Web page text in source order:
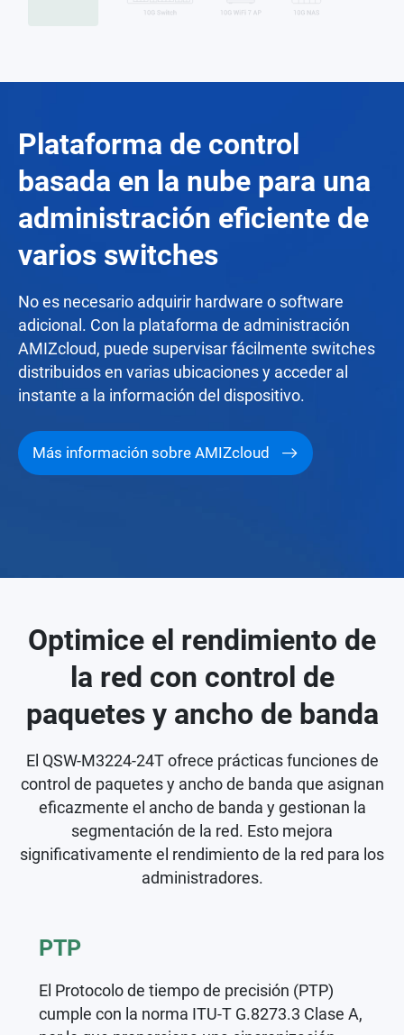
Plataforma de control
basada en la nube para una
administración eficiente de
varios switches
No es necesario adquirir hardware o software
adicional. Con la plataforma de administración
AMIZcloud, puede supervisar fácilmente switches
distribuidos en varias ubicaciones y acceder al
instante a la información del dispositivo.
Más información sobre AMIZcloud
Optimice el rendimiento de
la red con control de
paquetes y ancho de banda
El QSW-M3224-24T ofrece prácticas funciones de
control de paquetes y ancho de banda que asignan
eficazmente el ancho de banda y gestionan la
segmentación de la red. Esto mejora
significativamente el rendimiento de la red para los
administradores.
PTP
El Protocolo de tiempo de precisión (PTP)
cumple con la norma ITU-T G.8273.3 Clase A,